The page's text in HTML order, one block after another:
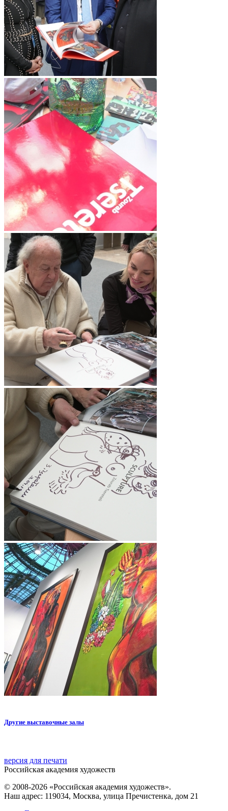
Другие выставочные залы
версия для печати
Российская академия художеств
© 2008-2026 «Российская академия художеств».
Наш адрес: 119034, Москва, улица Пречистенка, дом 21